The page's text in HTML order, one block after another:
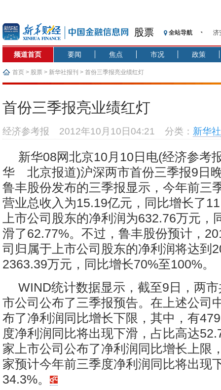
股票 全站导航
济
济
基
恒
济
频道首页 要闻 焦点 市况 政策
首页 > 股票 > 新华社报刊 > 首份三季报亮业绩红灯
首份三季报亮业绩红灯
经济参考报 2012年10月10日04:21 分类： 新华
新华08网北京10月10日电(经济参
华 北京报道)沪深两市首份三季报9日
鲁丰股份发布的三季报显示，今年前三
营业总收入为15.19亿元，同比增长了
上市公司股东的净利润为632.76万元，
滑了62.77%。不过，鲁丰股份预计，
司归属于上市公司股东的净利润将达到
2363.39万元，同比增长70%至100%。
WIND统计数据显示，截至9日，两
市公司公布了三季报预告。在上述公司
布了净利润同比增长下限，其中，有
度净利润同比将出现下滑，占比高达
家上市公司公布了净利润同比增长上限
家预计今年前三季度净利润同比将出现
34.3%。